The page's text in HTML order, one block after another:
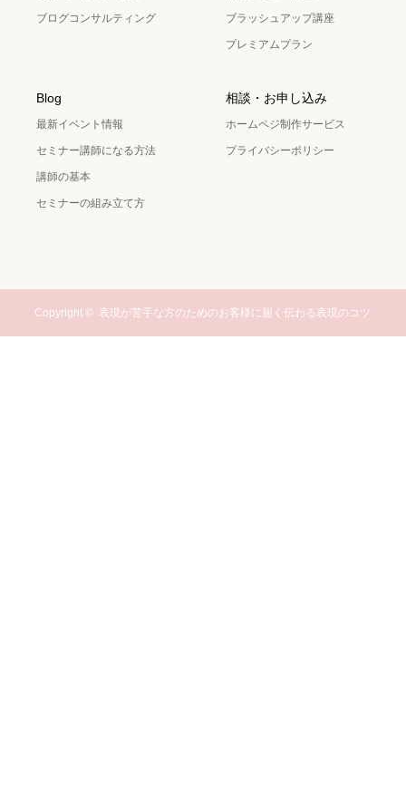
ブログコンサルティング ブラッシュアップ講座
プレミアムプラン
Blog
最新イベント情報
セミナー講師になる方法
講師の基本
セミナーの組み立て方
相談・お申し込み
ホームペジ制作サービス
プライバシーポリシー
Copyright © 表現が苦手な方のためのお客様に届く伝わる表現のコツ